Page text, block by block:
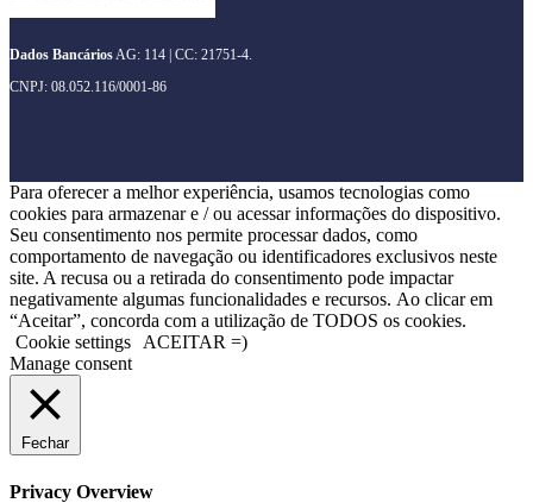
Dados BancáriosAG: 114 | CC: 21751-4.
CNPJ: 08.052.116/0001-86
Para oferecer a melhor experiência, usamos tecnologias como
cookies para armazenar e / ou acessar informações do dispositivo.
Seu consentimento nos permite processar dados, como
comportamento de navegação ou identificadores exclusivos neste
site. A recusa ou a retirada do consentimento pode impactar
negativamente algumas funcionalidades e recursos. Ao clicar em
“Aceitar”, concorda com a utilização de TODOS os cookies.
Cookie settings
ACEITAR =)
Manage consent
Fechar
Privacy Overview